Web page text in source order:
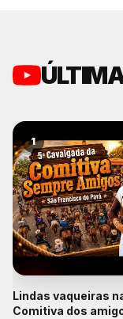
1
Lindas vaqueiras
Comitiva dos